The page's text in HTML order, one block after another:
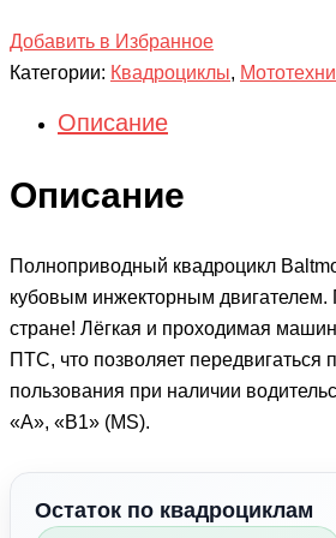
Добавить в Избранное
Категории: Квадроциклы,
Описание
Описание
Полноприводный квадроцикл
кубовым инжекторным
стране! Лёгкая и проходимая
ПТС, что позволяет передвигаться
пользования при наличии
«А», «B1» (MS).
Остаток по квадроциклам